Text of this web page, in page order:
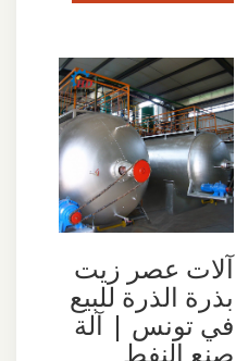
آلات عصر زيت
بذرة الذرة للبيع
في تونس | آلة
صنع النفط